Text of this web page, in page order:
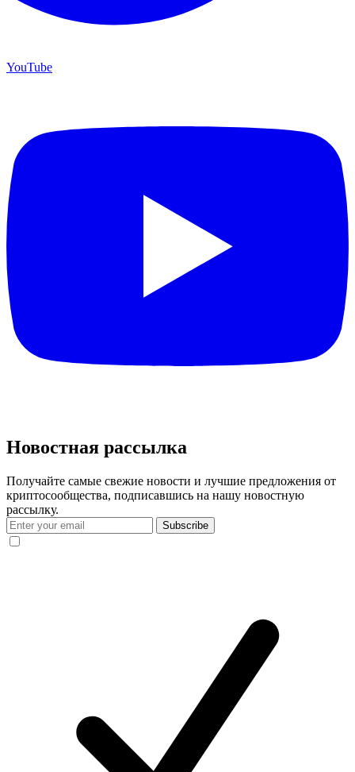
YouTube
Новостная рассылка
Получайте самые свежие новости и лучшие предложения от
криптосообщества, подписавшись на нашу новостную
рассылку.
Subscribe